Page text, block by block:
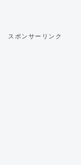
スポンサーリンク